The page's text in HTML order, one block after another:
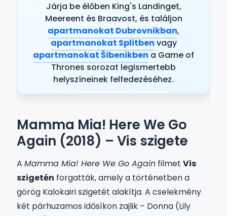
Járja be élőben King's Landinget,
Meereent és Braavost, és találjon
apartmanokat Dubrovnikban,
apartmanokat Splitben vagy
apartmanokat Šibenikben a Game of
Thrones sorozat legismertebb
helyszíneinek felfedezéséhez.
Mamma Mia! Here We Go
Again (2018) – Vis szigete
A Mamma Mia! Here We Go Again filmet Vis
szigetén forgatták, amely a történetben a
görög Kalokairi szigetét alakítja. A cselekmény
két párhuzamos idősíkon zajlik – Donna (Lily